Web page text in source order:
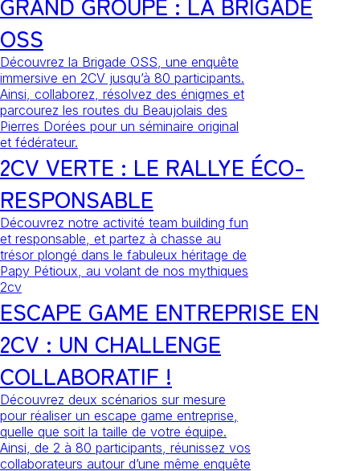
OSS
Découvrez la Brigade OSS, une enquête
immersive en 2CV jusqu’à 80 participants.
Ainsi, collaborez, résolvez des énigmes et
parcourez les routes du Beaujolais des
Pierres Dorées pour un séminaire original
et fédérateur.
2CV VERTE : LE RALLYE ÉCO-
RESPONSABLE
Découvrez notre activité team building fun
et responsable, et partez à chasse au
trésor plongé dans le fabuleux héritage de
Papy Pétioux, au volant de nos mythiques
2cv
ESCAPE GAME ENTREPRISE EN
2CV : UN CHALLENGE
COLLABORATIF !
Découvrez deux scénarios sur mesure
pour réaliser un escape game entreprise,
quelle que soit la taille de votre équipe.
Ainsi, de 2 à 80 participants, réunissez vos
collaborateurs autour d’une même enquête